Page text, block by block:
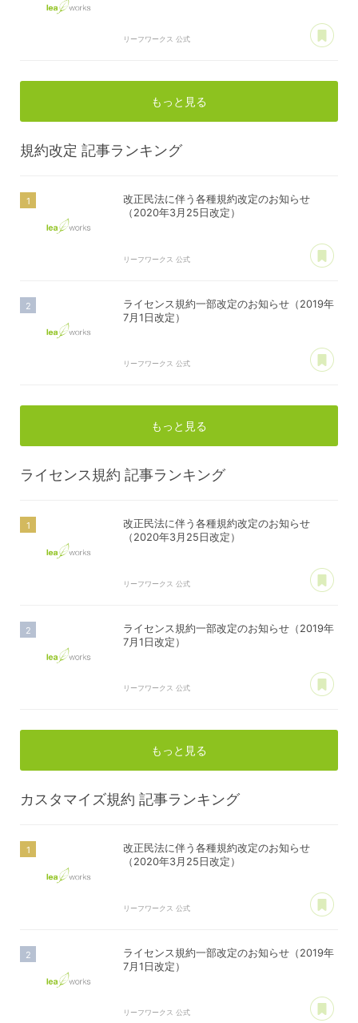
リーフワークス 公式
もっと見る
規約改定 記事ランキング
改正民法に伴う各種規約改定のお知らせ
（2020年3月25日改定）
リーフワークス 公式
ライセンス規約一部改定のお知らせ（2019年
7月1日改定）
リーフワークス 公式
もっと見る
ライセンス規約 記事ランキング
改正民法に伴う各種規約改定のお知らせ
（2020年3月25日改定）
リーフワークス 公式
ライセンス規約一部改定のお知らせ（2019年
7月1日改定）
リーフワークス 公式
もっと見る
カスタマイズ規約 記事ランキング
改正民法に伴う各種規約改定のお知らせ
（2020年3月25日改定）
リーフワークス 公式
ライセンス規約一部改定のお知らせ（2019年
7月1日改定）
リーフワークス 公式